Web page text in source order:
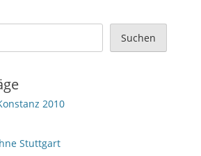
Suchen
2010
Stuttgart